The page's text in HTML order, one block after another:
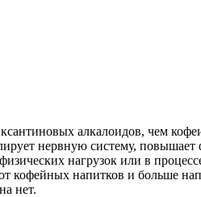
алкалоидов, чем
нервную систему, повышает
нагрузок или в
кофейных напитков и больше
нет.